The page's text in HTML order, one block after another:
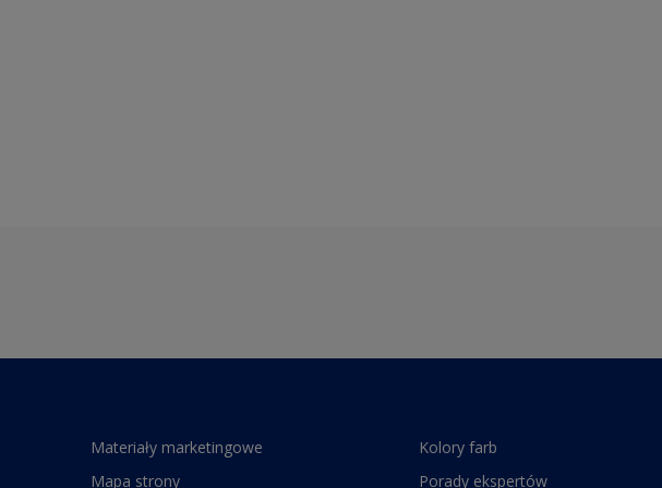
Materiały marketingowe
Mapa strony
Kolory farb
Porady ekspertów